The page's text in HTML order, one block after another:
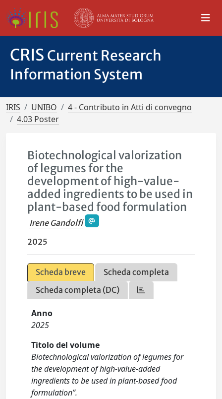
CRIS Current Research
Information System
IRIS UNIBO
4 - Contributo in Atti di convegno
4.03 Poster
Biotechnological valorization
of legumes for the
development of high-value-
added ingredients to be used in
plant-based food formulation
Irene Gandolfi
2025
Scheda breve
Scheda completa
Scheda completa (DC)
Anno
2025
Titolo del volume
Biotechnological valorization of legumes for
the development of high-value-added
ingredients to be used in plant-based food
formulation”.